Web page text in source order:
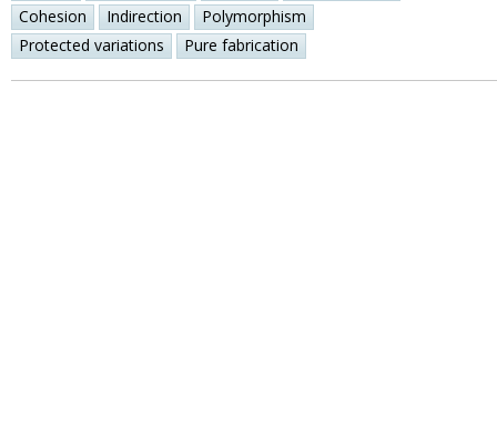
Cohesion
Indirection
Polymorphism
Protected variations
Pure fabrication